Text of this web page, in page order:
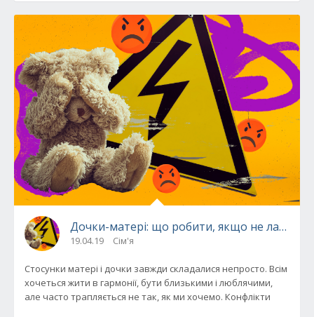
Дочки-матері: що робити, якщо не
19.04.19 Сім'я
Стосунки матері і дочки завжди складалися непросто. Всім
хочеться жити в гармонії, бути близькими і люблячими,
але часто трапляється не так, як ми хочемо. Конфлікти